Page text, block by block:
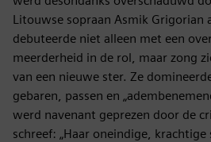
Litouwse sopraan Asmik Grigorian
debuteerde niet alleen met een
meerderheid in de rol, maar zong
van een nieuwe ster. Ze
gebaren, passen en
werd navenant geprezen door de
schreef: „Haar oneindige,